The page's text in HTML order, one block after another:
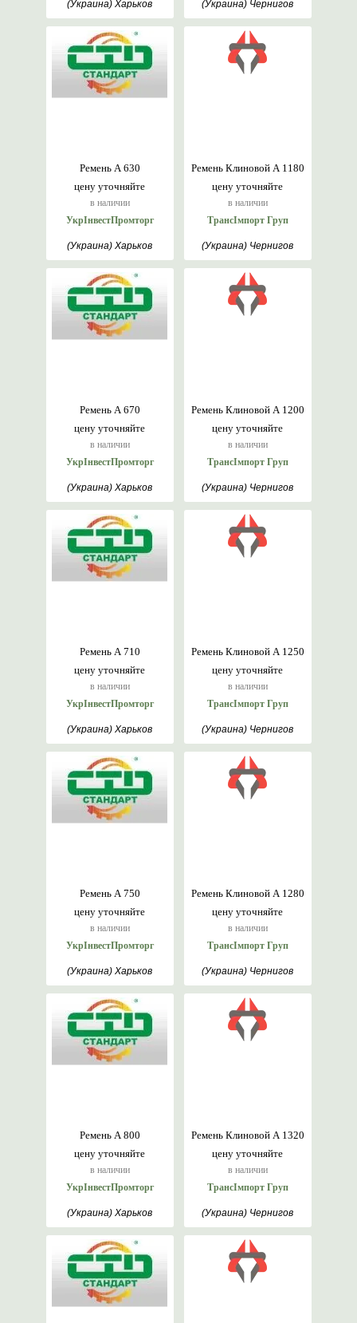
(Украина) Харьков (Украина) Чернигов
цену уточняйте
в наличии
Ремень А 630
УкрІнвестПромторг
(Украина) Харьков
цену уточняйте
в наличии
Ремень Клиновой А 1180
ТрансІмпорт Груп
(Украина) Чернигов
цену уточняйте
в наличии
Ремень А 670
УкрІнвестПромторг
(Украина) Харьков
цену уточняйте
в наличии
Ремень Клиновой А 1200
ТрансІмпорт Груп
(Украина) Чернигов
цену уточняйте
в наличии
Ремень А 710
УкрІнвестПромторг
(Украина) Харьков
цену уточняйте
в наличии
Ремень Клиновой А 1250
ТрансІмпорт Груп
(Украина) Чернигов
цену уточняйте
в наличии
Ремень А 750
УкрІнвестПромторг
(Украина) Харьков
цену уточняйте
в наличии
Ремень Клиновой А 1280
ТрансІмпорт Груп
(Украина) Чернигов
цену уточняйте
в наличии
Ремень А 800
УкрІнвестПромторг
(Украина) Харьков
цену уточняйте
в наличии
Ремень Клиновой А 1320
ТрансІмпорт Груп
(Украина) Чернигов